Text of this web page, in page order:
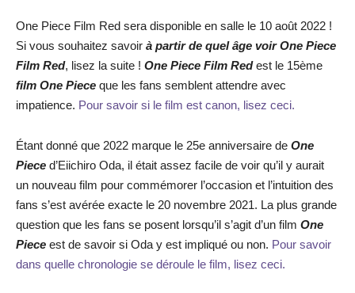
One Piece Film Red sera disponible en salle le 10 août 2022 !
Si vous souhaitez savoir à partir de quel âge voir One Piece
Film Red, lisez la suite ! One Piece Film Redest le 15ème
film One Piece que les fans semblent attendre avec
impatience. Pour savoir si le film est canon, lisez ceci.
Étant donné que 2022 marque le 25e anniversaire de One
Piece d’Eiichiro Oda, il était assez facile de voir qu’il y aurait
un nouveau film pour commémorer l’occasion et l’intuition des
fans s’est avérée exacte le 20 novembre 2021. La plus grande
question que les fans se posent lorsqu’il s’agit d’un film One
Piece est de savoir si Oda y est impliqué ou non. Pour savoir
dans quelle chronologie se déroule le film, lisez ceci.